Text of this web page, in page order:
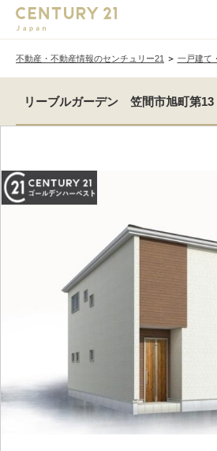
不動産・不動産情報のセンチュリー21 一戸建て
リーブルガーデン 笠間市旭町第